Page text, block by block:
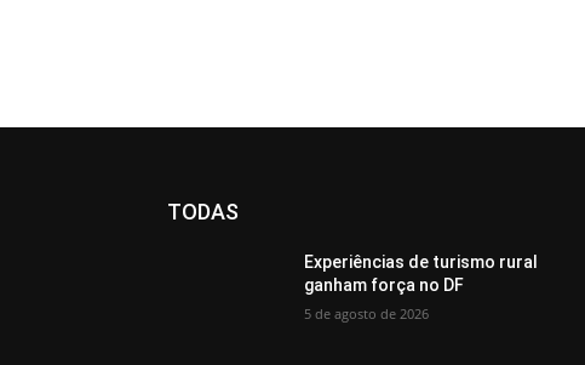
TODAS
Experiências de turismo rural
ganham força no DF
5 de agosto de 2026